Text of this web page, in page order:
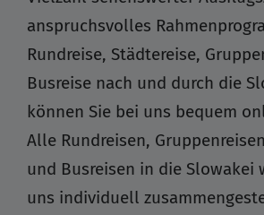
anspruchsvolles
Rundreise, Städtereise,
Busreise nach und durch die
können Sie bei uns bequem
Alle Rundreisen,
und Busreisen in die Slowakei
uns individuell